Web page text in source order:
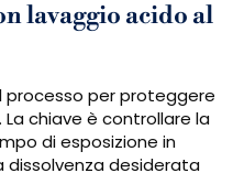
lavaggio acido al
processo per proteggere
chiave è controllare la
di esposizione in
desiderata